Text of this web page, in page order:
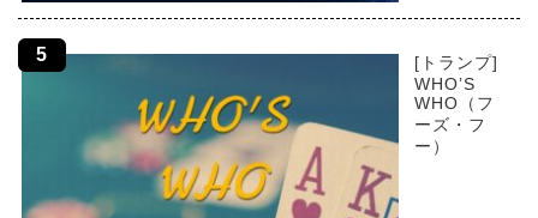
[トランプ]
WHO’S
WHO（フ
ーズ・フ
ー）